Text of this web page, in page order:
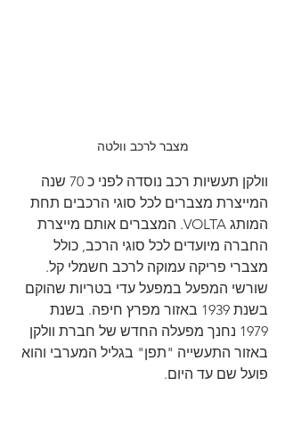
מצבר לרכב וולטה
וולקן תעשיות רכב נוסדה לפני כ 70 שנה
המייצרת מצברים לכל סוגי הרכבים תחת
המותג VOLTA. המצברים אותם מייצרת
החברה מיועדים לכל סוגי הרכב, כולל
מצברי פריקה עמוקה לרכב חשמלי קל.
שורשי המפעל במפעל עדי בטריות שהוקם
בשנת 1939 באזור מפרץ חיפה. בשנת
1979 נחנך מפעלה החדש של חברת וולקן
באזור התעשייה "תפן" בגליל המערבי והוא
פועל שם עד היום.